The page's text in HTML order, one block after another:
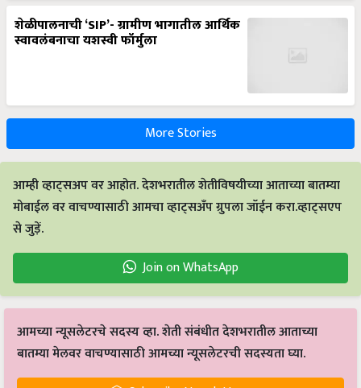
शेळीपालनाची ‘SIP’- ग्रामीण भागातील आर्थिक
स्वावलंबनाचा यशस्वी फॉर्मुला
More Stories
आम्ही व्हाट्सअप वर आहोत. देशभरातील शेतीविषयीच्या आताच्या बातम्या
मोबाईल वर वाचण्यासाठी आमचा व्हाट्सअँप ग्रुपला जॉईन करा.व्हाट्सएप
से जुड़ें.
Join on WhatsApp
आमच्या न्यूसलेटरचे सदस्य व्हा. शेती संबंधीत देशभरातील आताच्या
बातम्या मेलवर वाचण्यासाठी आमच्या न्यूसलेटरची सदस्यता घ्या.